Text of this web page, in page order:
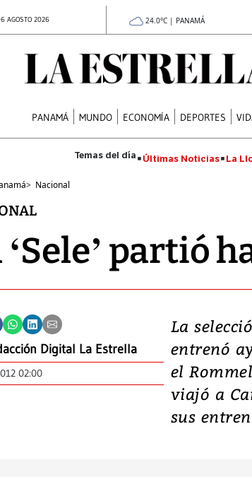
AGOSTO 2026 24.0°C | PANAMÁ
PANAMÁ MUNDO ECONOMÍA DEPORTES
Últimas Noticias La
> Nacional
‘Sele’ partió
Digital La Estrella
02:00
La
entrenó
el
viajó a
sus